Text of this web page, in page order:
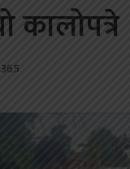
कालोपत्रे
365